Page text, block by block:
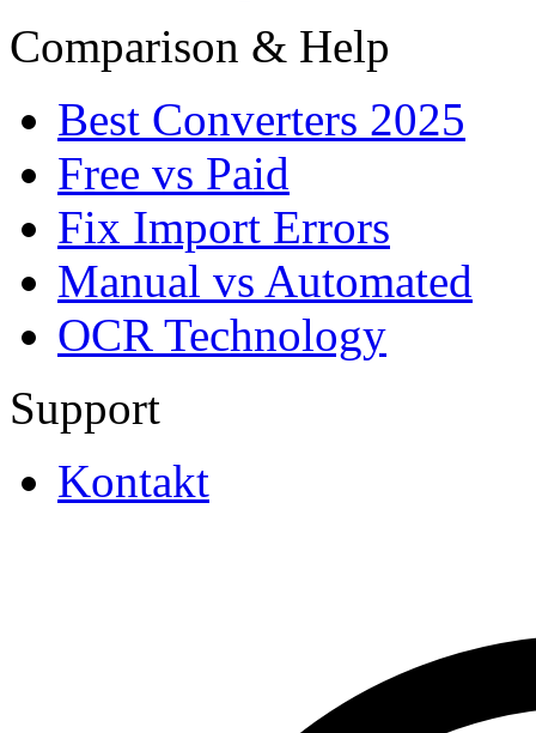
Comparison & Help
Best Converters 2025
Free vs Paid
Fix Import Errors
Manual vs Automated
OCR Technology
Support
Kontakt